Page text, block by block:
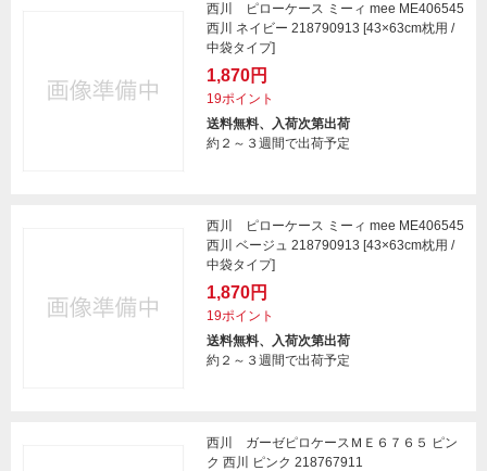
西川 ピローケース ミーィ mee ME406545
西川 ネイビー 218790913 [43×63cm枕用 /
中袋タイプ]
1,870円
19ポイント
送料無料、入荷次第出荷
約２～３週間で出荷予定
西川 ピローケース ミーィ mee ME406545
西川 ベージュ 218790913 [43×63cm枕用 /
中袋タイプ]
1,870円
19ポイント
送料無料、入荷次第出荷
約２～３週間で出荷予定
西川 ガーゼピロケースＭＥ６７６５ ピン
ク 西川 ピンク 218767911